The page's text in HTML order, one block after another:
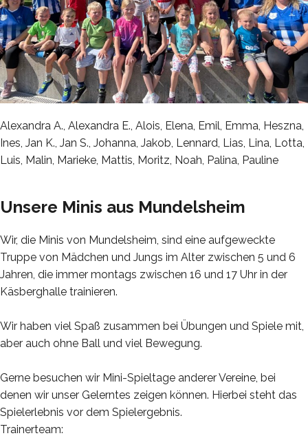
Alexandra A., Alexandra E., Alois, Elena, Emil, Emma, Heszna,
Ines, Jan K., Jan S., Johanna, Jakob, Lennard, Lias, Lina, Lotta,
Luis, Malin, Marieke, Mattis, Moritz, Noah, Palina, Pauline
Unsere Minis aus Mundelsheim
Wir, die Minis von Mundelsheim, sind eine aufgeweckte
Truppe von Mädchen und Jungs im Alter zwischen 5 und 6
Jahren, die immer montags zwischen 16 und 17 Uhr in der
Käsberghalle trainieren.
Wir haben viel Spaß zusammen bei Übungen und Spiele mit,
aber auch ohne Ball und viel Bewegung.
Gerne besuchen wir Mini-Spieltage anderer Vereine, bei
denen wir unser Gelerntes zeigen können. Hierbei steht das
Spielerlebnis vor dem Spielergebnis.
Trainerteam: